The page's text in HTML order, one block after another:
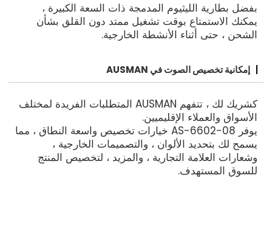
بفضل بطارية الليثيوم المدمجة ذات السعة الكبيرة ،
يمكنك الاستمتاع بوقت تشغيل ممتد دون القلق بشأن
الشحن ، حتى أثناء الأنشطة الخارجية.
إمكانية تخصيص الصوت في AUSMAN
كشريك لك ، تتفهم AUSMAN المتطلبات الفريدة لمختلف
الأسواق والعملاء الإقليميين.
يوفر AS-6602-08 خيارات تخصيص واسعة النطاق ، مما
يسمح لك بتحديد الألوان ، والتصميمات الخارجية ،
وشعارات العلامة التجارية ، والمزيد ، لتخصيص المنتج
للسوق المستهدف.